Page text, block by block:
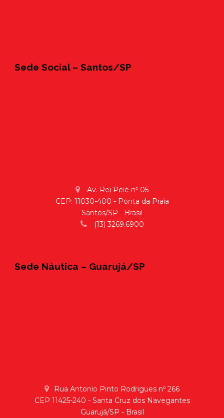
Sede Social – Santos/SP
Av. Rei Pelé nº 05
CEP: 11030-400 - Ponta da Praia
Santos/SP - Brasil
(13) 3269.6900
Sede Náutica – Guarujá/SP
Rua Antonio Pinto Rodrigues nº 266
CEP 11425-240 - Santa Cruz dos Navegantes
Guarujá/SP - Brasil